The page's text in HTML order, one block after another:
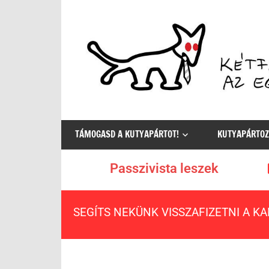
egyetlen
értelmes
választás
TÁMOGASD A KUTYAPÁRTOT!
Passzivista leszek
SEGÍTS NEKÜNK VISSZAFIZETNI A